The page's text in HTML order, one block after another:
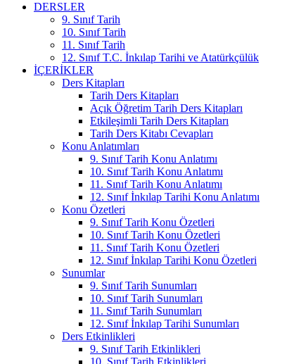
DERSLER
9. Sınıf Tarih
10. Sınıf Tarih
11. Sınıf Tarih
12. Sınıf T.C. İnkılap Tarihi ve Atatürkçülük
İÇERIKLER
Ders Kitapları
Tarih Ders Kitapları
Açık Öğretim Tarih Ders Kitapları
Etkileşimli Tarih Ders Kitapları
Tarih Ders Kitabı Cevapları
Konu Anlatımları
9. Sınıf Tarih Konu Anlatımı
10. Sınıf Tarih Konu Anlatımı
11. Sınıf Tarih Konu Anlatımı
12. Sınıf İnkılap Tarihi Konu Anlatımı
Konu Özetleri
9. Sınıf Tarih Konu Özetleri
10. Sınıf Tarih Konu Özetleri
11. Sınıf Tarih Konu Özetleri
12. Sınıf İnkılap Tarihi Konu Özetleri
Sunumlar
9. Sınıf Tarih Sunumları
10. Sınıf Tarih Sunumları
11. Sınıf Tarih Sunumları
12. Sınıf İnkılap Tarihi Sunumları
Ders Etkinlikleri
9. Sınıf Tarih Etkinlikleri
10. Sınıf Tarih Etkinlikleri